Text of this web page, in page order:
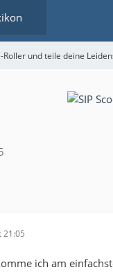
Roller und teile deine
21:05
ich am